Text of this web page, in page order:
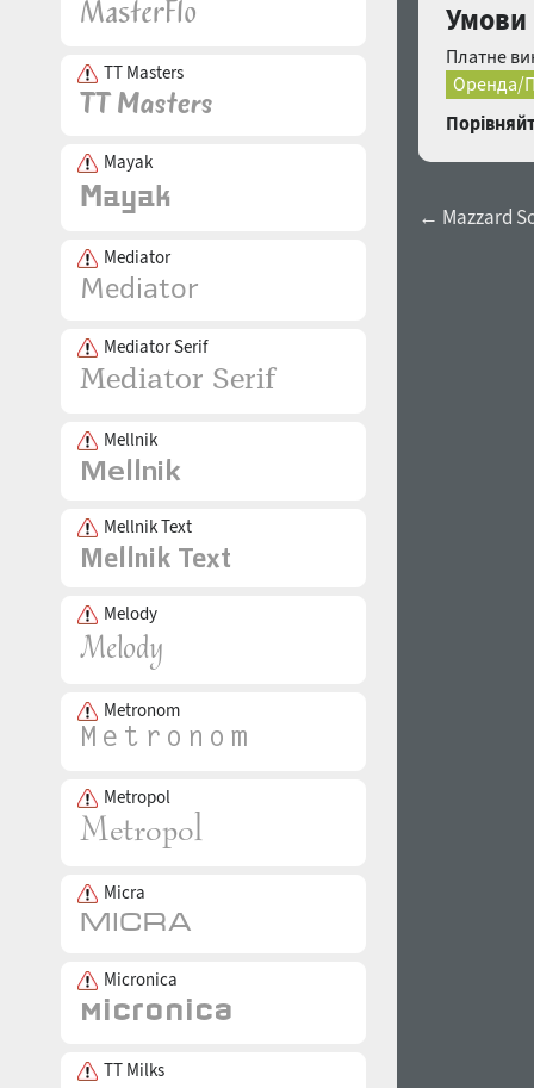
TT Masters
Mayak
Mediator
Mediator Serif
Mellnik
Mellnik Text
Melody
Metronom
Metropol
Micra
Micronica
TT Milks
Умови
Платне
Оренда/
← Mazzard